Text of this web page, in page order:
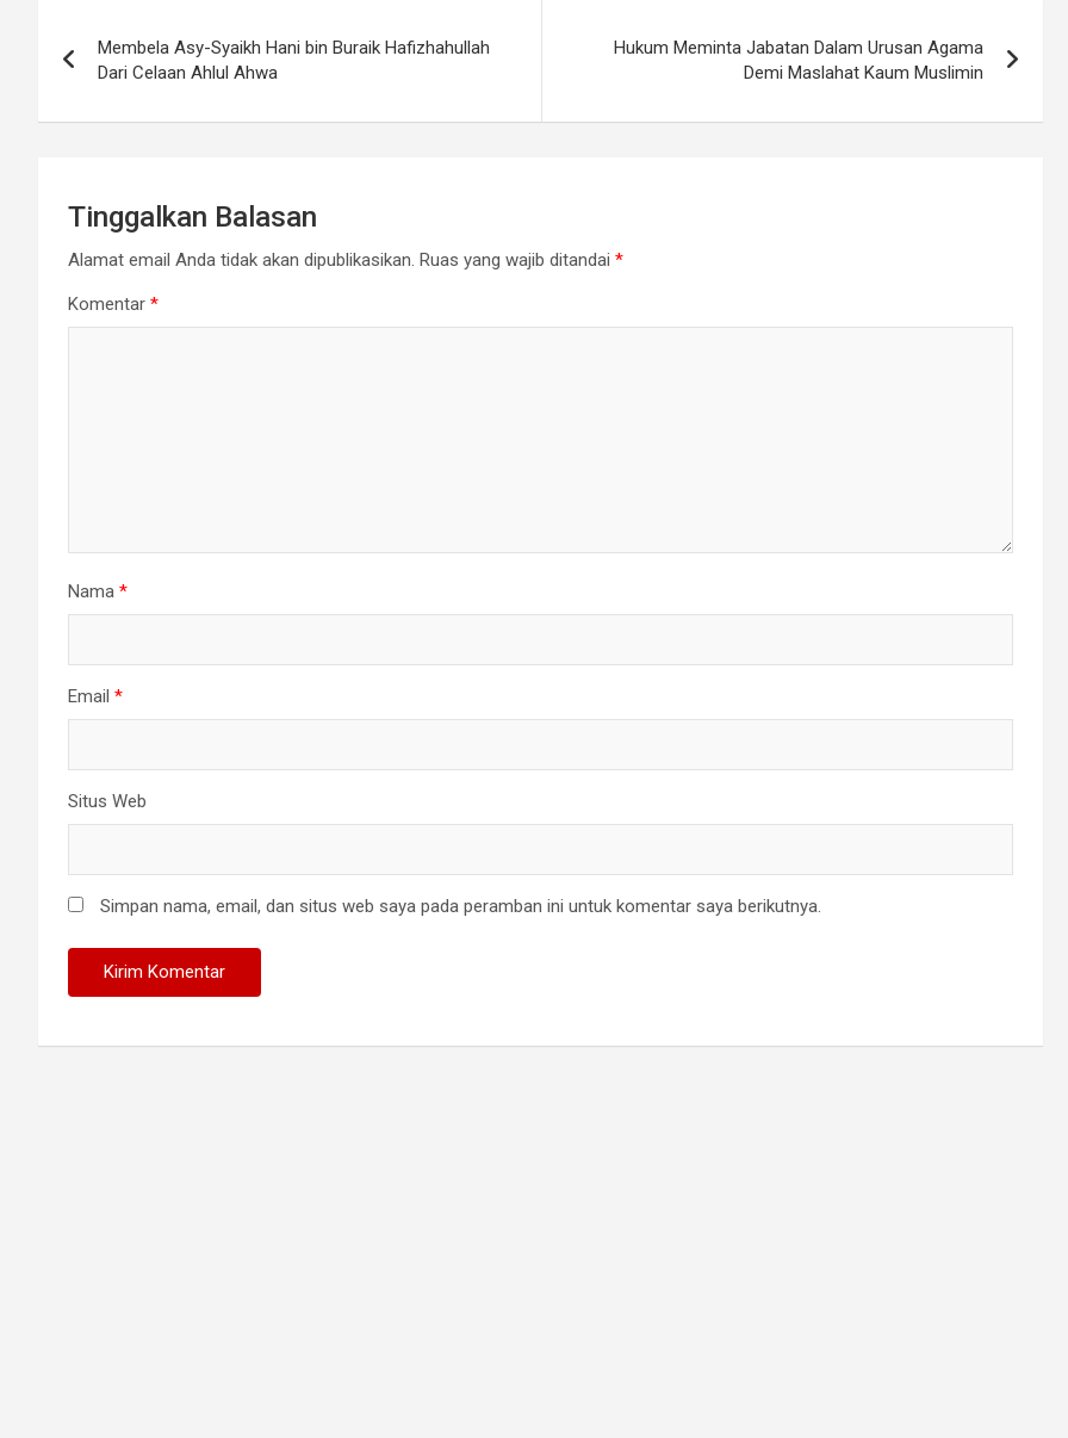
pos
Membela Asy-Syaikh Hani bin Buraik Hafizhahullah
Dari Celaan Ahlul Ahwa
Hukum Meminta Jabatan Dalam Urusan Agama
Demi Maslahat Kaum Muslimin
Tinggalkan Balasan
Alamat email Anda tidak akan dipublikasikan. Ruas yang wajib ditandai *
Komentar *
Nama *
Email *
Situs Web
Simpan nama, email, dan situs web saya pada peramban ini untuk komentar saya berikutnya.